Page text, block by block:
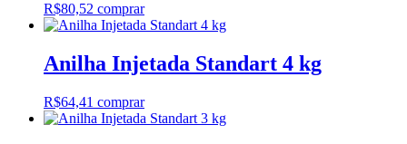
R$80,52 comprar
Anilha Injetada Standart 4 kg
R$64,41 comprar